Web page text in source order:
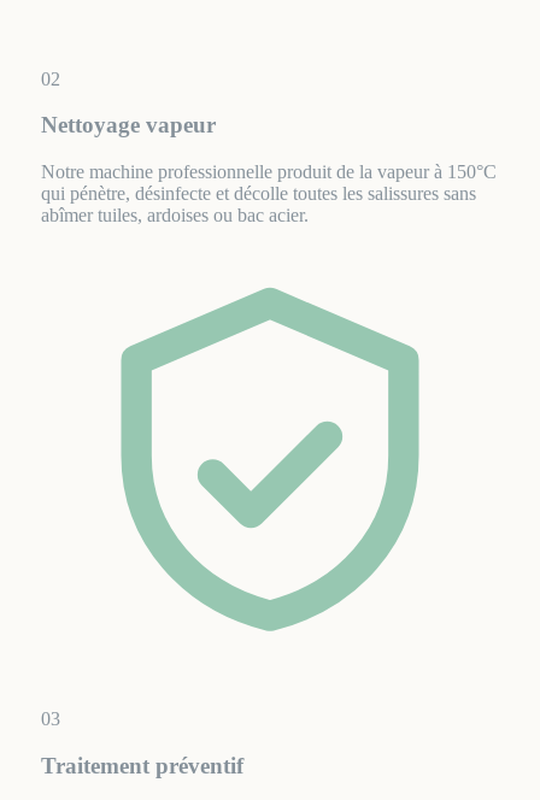
02
Nettoyage vapeur
Notre machine professionnelle produit de la vapeur à 150°C
qui pénètre, désinfecte et décolle toutes les salissures sans
abîmer tuiles, ardoises ou bac acier.
03
Traitement préventif